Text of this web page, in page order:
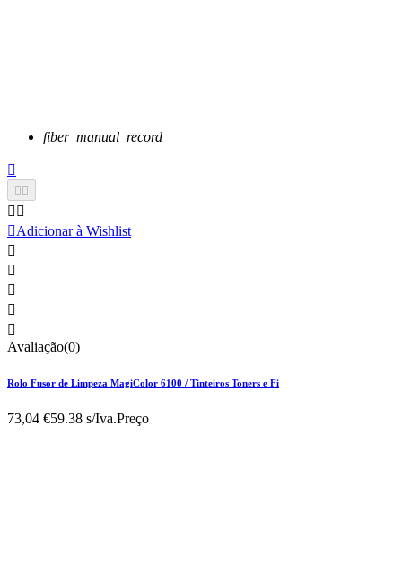
fiber_manual_record

 
 
Adicionar à Wishlist





Avaliação(0)
Rolo Fusor de Limpeza MagiColor 6100 / Tinteiros Toners e Fi
73,04 €59.38 s/Iva.Preço